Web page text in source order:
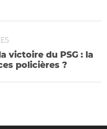
victoire du PSG : la
policières ?